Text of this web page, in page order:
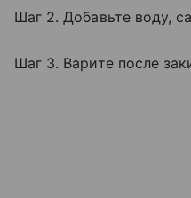
Шаг 2. Добавьте воду,
Шаг 3. Варите после